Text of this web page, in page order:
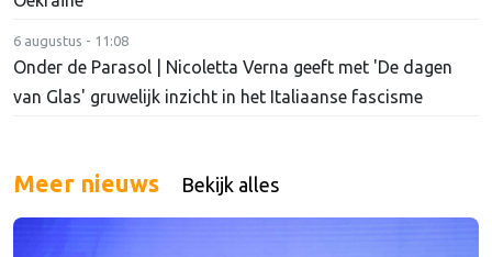
6 augustus - 11:08
Onder de Parasol | Nicoletta Verna geeft met 'De dagen
van Glas' gruwelijk inzicht in het Italiaanse fascisme
Meer nieuws Bekijk alles